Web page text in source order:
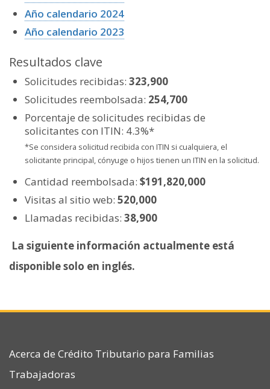
Año calendario 2024
Año calendario 2023
Resultados clave
Solicitudes recibidas: 323,900
Solicitudes reembolsada: 254,700
​​​​Porcentaje de solicitudes recibidas de
solicitantes con ITIN: 4.3%* ​​​​​​
*Se considera solicitud recibida con ITIN si cualquiera, el
solicitante principal, cónyuge o hijos tienen un ITIN en la solicitud.
Cantidad reembolsada: $191,820,000
Visitas al sitio web: 520,000
Llamadas recibidas: 38,900
La siguiente información actualmente está
disponible solo en inglés.
Acerca de Crédito Tributario para Familias
Trabajadoras